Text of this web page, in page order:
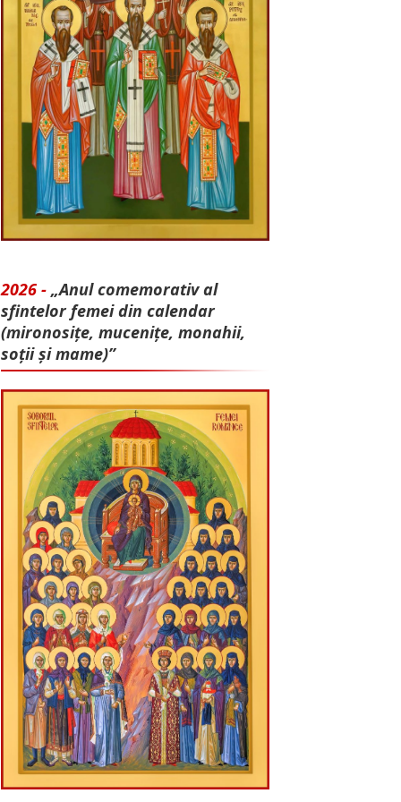
2026 - „Anul comemorativ al
sfintelor femei din calendar
(mironosițe, mu­cenițe, monahii,
soții și mame)”